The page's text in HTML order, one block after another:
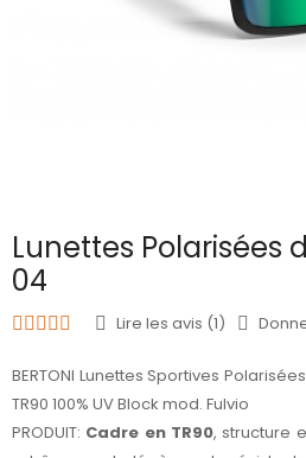
Lunettes Polarisées
04
Lire les avis (1)
BERTONI Lunettes Sportives
TR90 100% UV Block mod. Fulvio
PRODUIT: Cadre en TR90, structure